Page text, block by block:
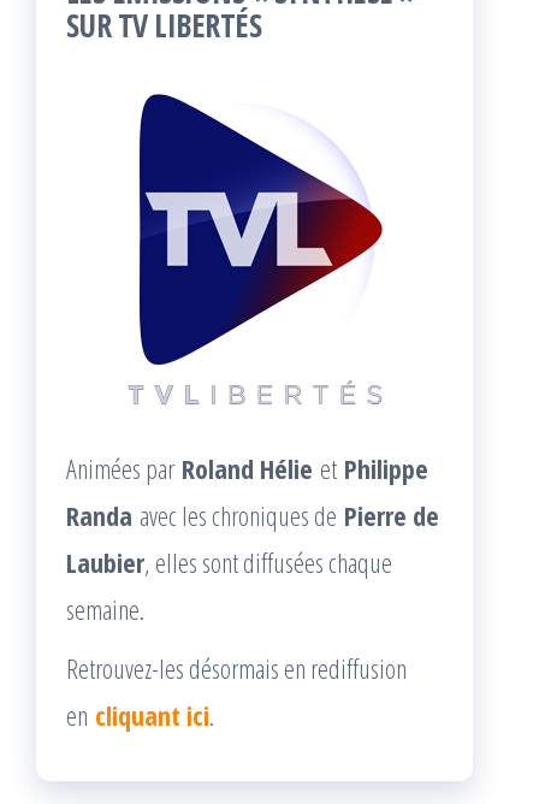
SUR TV LIBERTÉS
Animées par Roland Hélie et Philippe
Randa avec les chroniques de Pierre de
Laubier, elles sont diffusées chaque
semaine.
Retrouvez-les désormais en rediffusion
en cliquant ici.